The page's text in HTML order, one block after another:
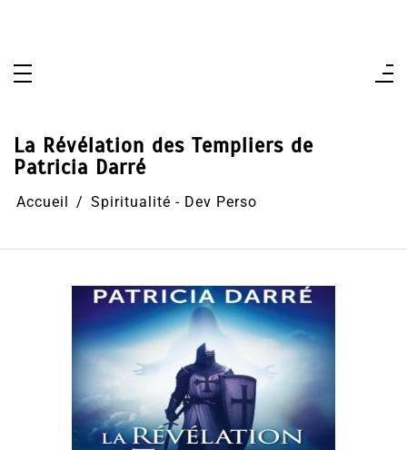
La Révélation des Templiers de
Patricia Darré